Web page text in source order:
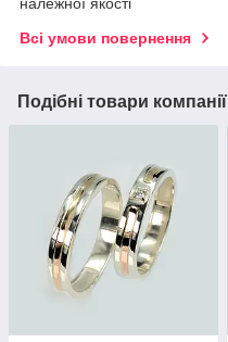
належної якості
Всі умови повернення
Подібні товари компанії